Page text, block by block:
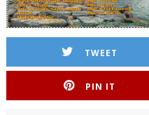
TWEET
PIN IT